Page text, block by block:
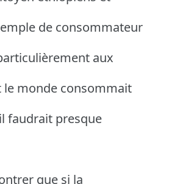
de consommateur
aux
monde consommait
faudrait presque
que si la